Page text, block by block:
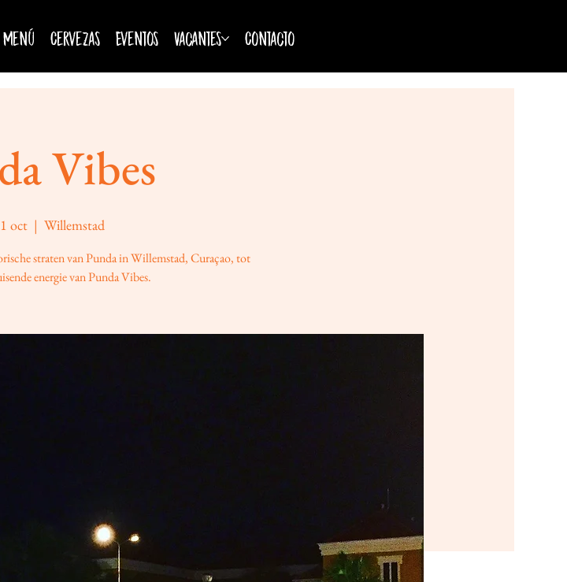
Menú Cervezas Eventos Vacantes Contacto
Vibes
oct
  |
Willemstad
straten van Punda in Willemstad, Curaçao, tot
energie van Punda Vibes.